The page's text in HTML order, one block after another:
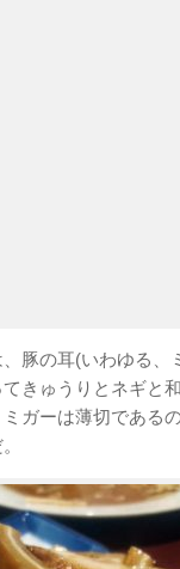
豚の耳(いわゆる、
きゅうりとネギと
ガーは薄切である